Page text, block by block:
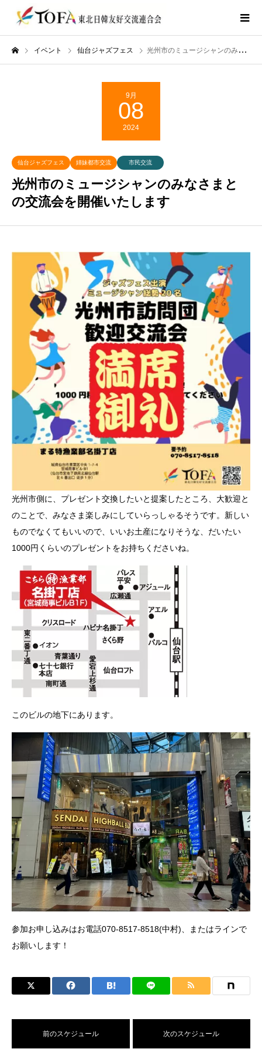
イベント 仙台ジャズフェス 光州市のミュージシャンのみなさまとの交流会を開催いたします
9月
08
2024
仙台ジャズフェス 姉妹都市交流 市民交流
光州市のミュージシャンのみなさまと
の交流会を開催いたします
光州市側に、プレゼント交換したいと提案したところ、大歓迎と
のことで、みなさま楽しみにしていらっしゃるそうです。新しい
ものでなくてもいいので、いいお土産になりそうな、だいたい
1000円くらいのプレゼントをお持ちくださいね。
このビルの地下にあります。
参加お申し込みはお電話070-8517-8518(中村)、またはラインで
お願いします！
前のスケジュール 次のスケジュール